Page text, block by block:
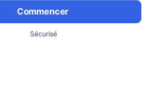
Commencer
Sécurisé